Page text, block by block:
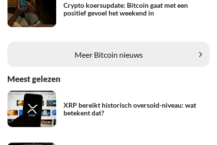
Crypto koersupdate: Bitcoin gaat met een
positief gevoel het weekend in
Meer Bitcoin nieuws
Meest gelezen
XRP bereikt historisch oversold-niveau: wat
betekent dat?